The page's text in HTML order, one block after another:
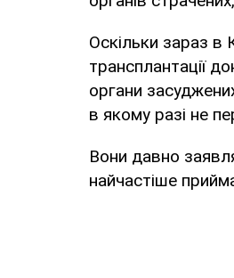
Оскільки зараз в
трансплантації
органи
в якому разі не
Вони давно
найчастіше